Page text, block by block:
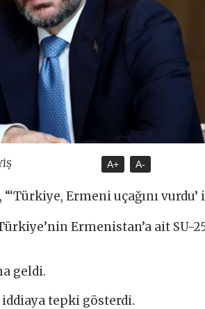
A+ A-
Ermeni uçağını vurdu’
Ermenistan’a ait SU-
geldi.
tepki gösterdi.